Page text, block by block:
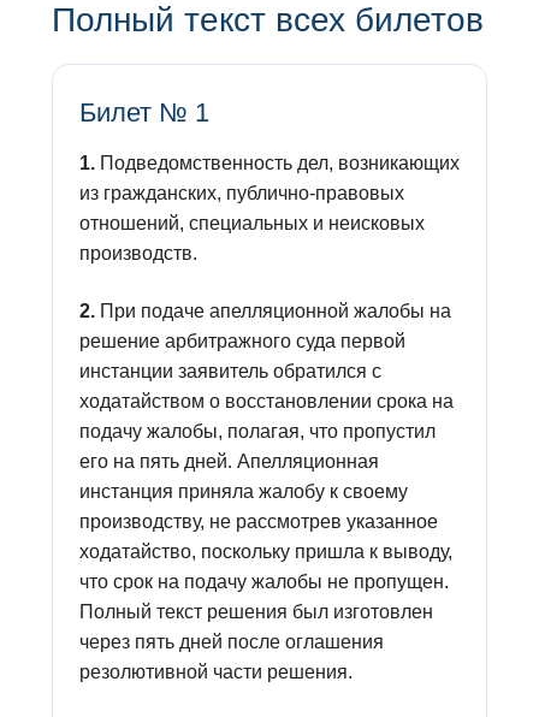
Полный текст всех билетов
Билет № 1
1.Подведомственность дел, возникающих
из гражданских, публично-правовых
отношений, специальных и неисковых
производств.
2.При подаче апелляционной жалобы на
решение арбитражного суда первой
инстанции заявитель обратился с
ходатайством о восстановлении срока на
подачу жалобы, полагая, что пропустил
его на пять дней. Апелляционная
инстанция приняла жалобу к своему
производству, не рассмотрев указанное
ходатайство, поскольку пришла к выводу,
что срок на подачу жалобы не пропущен.
Полный текст решения был изготовлен
через пять дней после оглашения
резолютивной части решения.